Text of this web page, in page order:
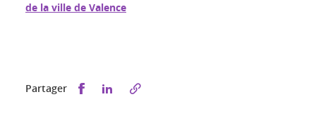
de la ville de Valence
Partager Partager sur Facebook
Partager sur LinkedIn